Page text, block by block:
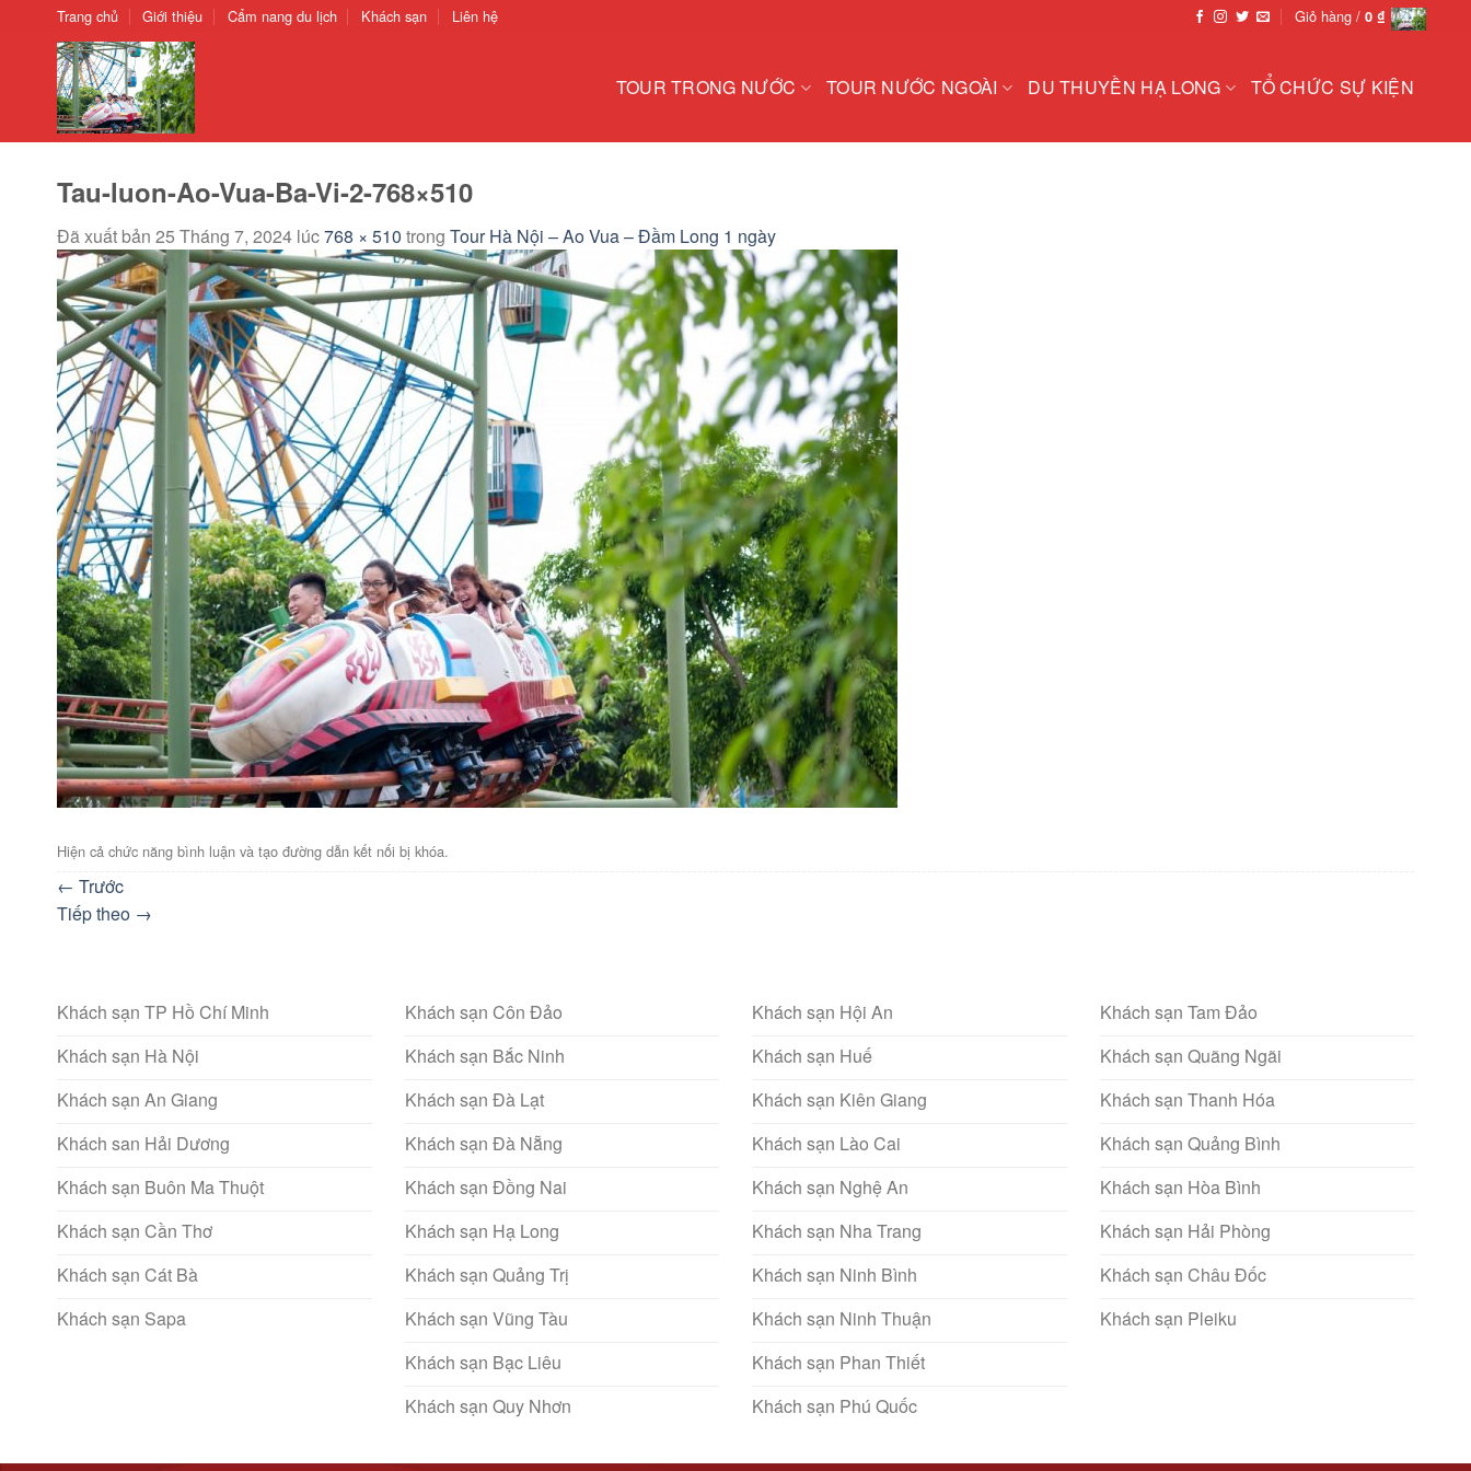
ChuyểnTrang chủ Giới thiệu Cẩm nang du lịch Khách sạn Liên hệ Giỏ hàng / 0 ₫
TOUR TRONG NƯỚC TOUR NƯỚC NGOÀI DU THUYỀN HẠ LONG TỔ CHỨC SỰ KIỆN
Tau-luon-Ao-Vua-Ba-Vi-2-768×510
Đã xuất bản 25 Tháng 7, 2024 lúc768 × 510 trong Tour Hà Nội – Ao Vua – Đầm Long 1 ngày
Hiện cả chức năng bình luận và tạo đường dẫn kết nối bị khóa.
← Trước
Tiếp theo →
Khách sạn TP Hồ Chí Minh
Khách sạn Hà Nội
Khách sạn An Giang
Khách san Hải Dương
Khách sạn Buôn Ma Thuột
Khách sạn Cần Thơ
Khách sạn Cát Bà
Khách sạn Sapa
Khách sạn Côn Đảo
Khách sạn Bắc Ninh
Khách sạn Đà Lạt
Khách sạn Đà Nẵng
Khách sạn Đồng Nai
Khách sạn Hạ Long
Khách sạn Quảng Trị
Khách sạn Vũng Tàu
Khách sạn Bạc Liêu
Khách sạn Quy Nhơn
Khách sạn Hội An
Khách sạn Huế
Khách sạn Kiên Giang
Khách sạn Lào Cai
Khách sạn Nghệ An
Khách sạn Nha Trang
Khách sạn Ninh Bình
Khách sạn Ninh Thuận
Khách sạn Phan Thiết
Khách sạn Phú Quốc
Khách sạn Tam Đảo
Khách sạn Quãng Ngãi
Khách sạn Thanh Hóa
Khách sạn Quảng Bình
Khách sạn Hòa Bình
Khách sạn Hải Phòng
Khách sạn Châu Đốc
Khách sạn Pleiku